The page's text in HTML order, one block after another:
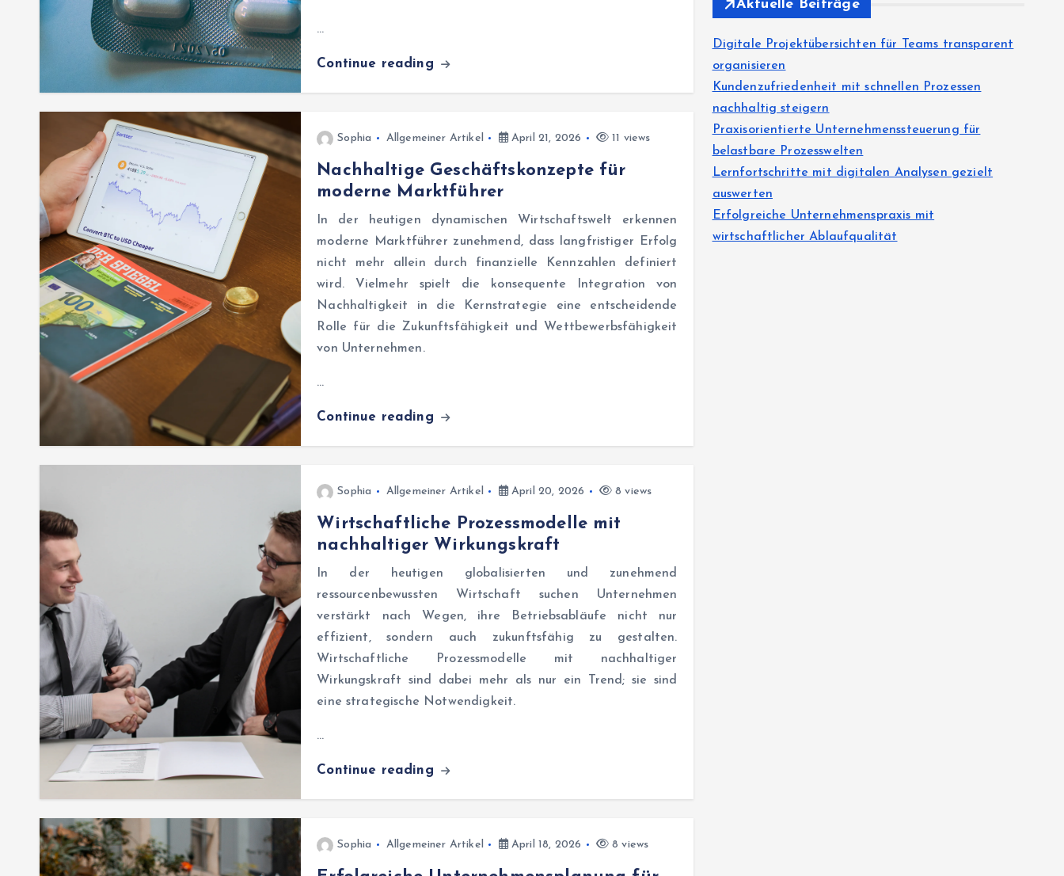
…
Continue reading
Sophia Allgemeiner Artikel April 21, 2026 11 views
Nachhaltige Geschäftskonzepte für
moderne Marktführer
In der heutigen dynamischen Wirtschaftswelt erkennen
moderne Marktführer zunehmend, dass langfristiger Erfolg
nicht mehr allein durch finanzielle Kennzahlen definiert
wird. Vielmehr spielt die konsequente Integration von
Nachhaltigkeit in die Kernstrategie eine entscheidende
Rolle für die Zukunftsfähigkeit und Wettbewerbsfähigkeit
von Unternehmen.
…
Continue reading
Sophia Allgemeiner Artikel April 20, 2026 8 views
Wirtschaftliche Prozessmodelle mit
nachhaltiger Wirkungskraft
In der heutigen globalisierten und zunehmend
ressourcenbewussten Wirtschaft suchen Unternehmen
verstärkt nach Wegen, ihre Betriebsabläufe nicht nur
effizient, sondern auch zukunftsfähig zu gestalten.
Wirtschaftliche Prozessmodelle mit nachhaltiger
Wirkungskraft sind dabei mehr als nur ein Trend; sie sind
eine strategische Notwendigkeit.
…
Continue reading
Sophia Allgemeiner Artikel April 18, 2026 8 views
Aktuelle Beiträge
Digitale Projektübersichten für Teams transparent
organisieren
Kundenzufriedenheit mit schnellen Prozessen
nachhaltig steigern
Praxisorientierte Unternehmenssteuerung für
belastbare Prozesswelten
Lernfortschritte mit digitalen Analysen gezielt
auswerten
Erfolgreiche Unternehmenspraxis mit
wirtschaftlicher Ablaufqualität